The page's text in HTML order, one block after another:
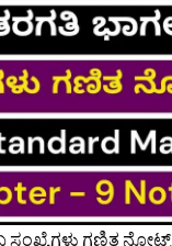
ಸಂಖ್ಯೆಗಳು ಗಣಿತ ನೋಟ್ಸ್‌